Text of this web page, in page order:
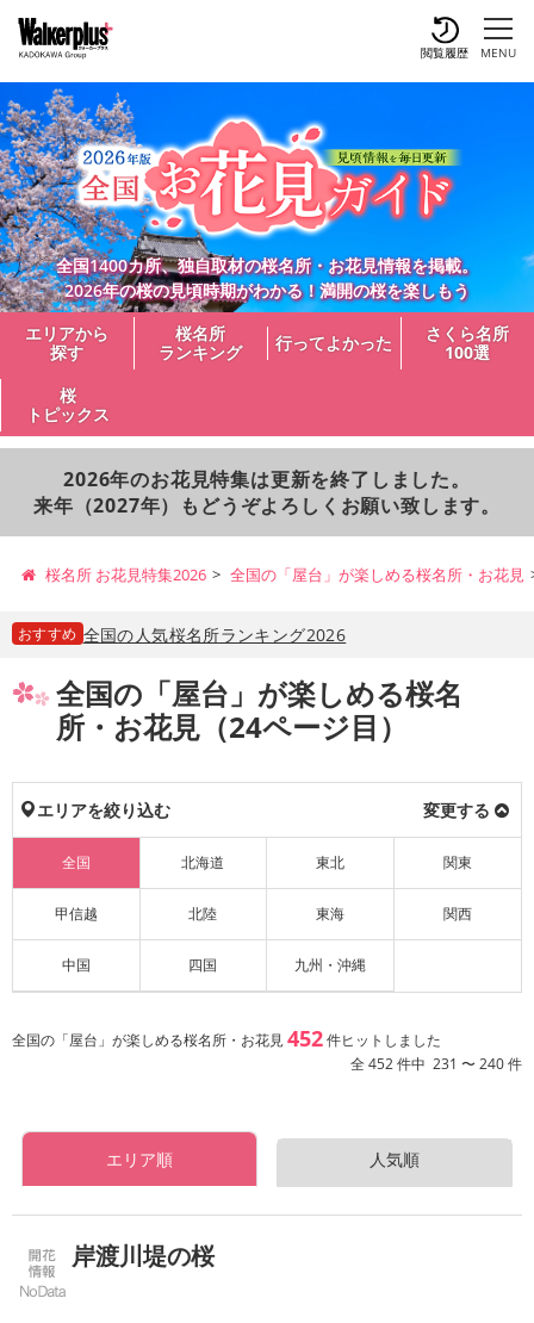
MENU
閲覧履歴
全国1400カ所、独自取材の桜名所・お花見情報を掲載。
2026年の桜の見頃時期がわかる！満開の桜を楽しもう
エリアから
探す
桜名所
ランキング
行ってよかった
さくら名所
100選
桜
トピックス
2026年のお花見特集は更新を終了しました。
来年（2027年）もどうぞよろしくお願い致します。
桜名所 お花見特集2026 全国の「屋台」が楽しめる桜名所・お花見
おすすめ 全国の人気桜名所ランキング2026
全国の「屋台」が楽しめる桜名
所・お花見（24ページ目）
エリアを絞り込む 変更する
全国 北海道 東北 関東
甲信越 北陸 東海 関西
中国 四国 九州・沖縄
全国の「屋台」が楽しめる桜名所・お花見452件ヒットしました
全 452 件中 231 〜 240 件
エリア順 人気順
岸渡川堤の桜